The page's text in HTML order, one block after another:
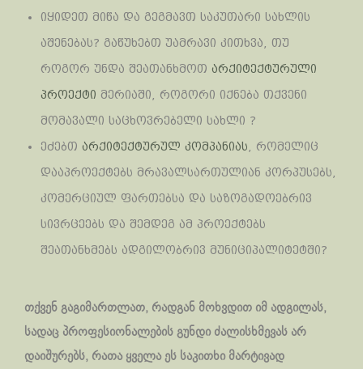
იყიდეთ მიწა და გეგმავთ საკუთარი სახლის
აშენებას? გაწუხებთ უამრავი კითხვა, თუ
როგორ უნდა შეათანხმოთ არქიტექტურული
პროექტი მერიაში, როგორი იქნება თქვენი
მომავალი საცხოვრებელი სახლი ?
ეძებთ არქიტექტურულ კომპანიას , რომელიც
დააპროექტებს მრავალსართულიან კორპუსებს,
კომერციულ ფართებსა და საზოგადოებრივ
სივრცეებს და შემდეგ ამ პროექტებს
შეათანხმებს ადგილობრივ მუნიციპალიტეტში?
თქვენ გაგიმართლათ, რადგან მოხვდით იმ ადგილას,
სადაც პროფესიონალების გუნდი ძალისხმევას არ
დაიშურებს, რათა ყველა ეს საკითხი მარტივად